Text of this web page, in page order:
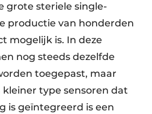
grote steriele single-
productie van honderden
mogelijk is. In deze
nog steeds dezelfde
toegepast, maar
kleiner type sensoren dat
is geïntegreerd is een